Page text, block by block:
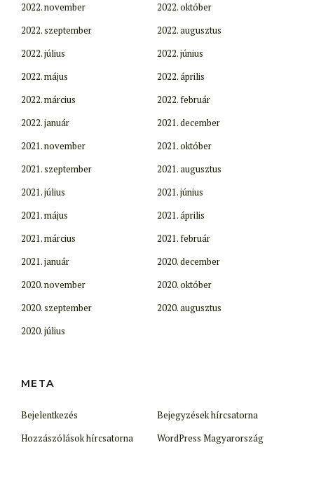
2022. november
2022. október
2022. szeptember
2022. augusztus
2022. július
2022. június
2022. május
2022. április
2022. március
2022. február
2022. január
2021. december
2021. november
2021. október
2021. szeptember
2021. augusztus
2021. július
2021. június
2021. május
2021. április
2021. március
2021. február
2021. január
2020. december
2020. november
2020. október
2020. szeptember
2020. augusztus
2020. július
META
Bejelentkezés
Bejegyzések hírcsatorna
Hozzászólások hírcsatorna
WordPress Magyarország